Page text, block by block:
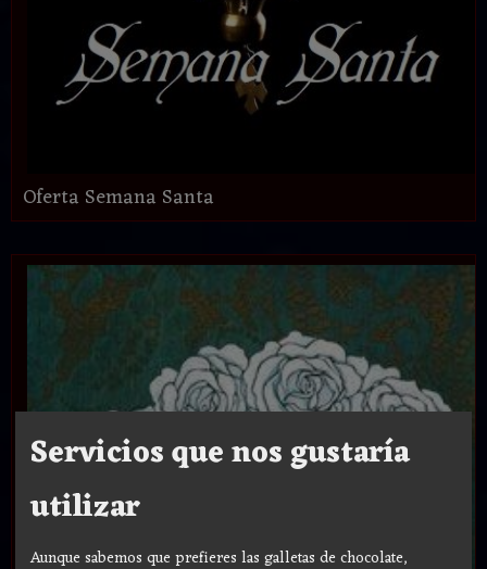
Oferta Semana Santa
Servicios que nos gustaría
utilizar
Aunque sabemos que prefieres las galletas de chocolate,